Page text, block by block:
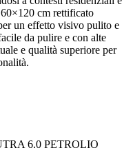
cm rettificato
un effetto visivo pulito e
da pulire e con alte
e qualità superiore per
6.0 PETROLIO